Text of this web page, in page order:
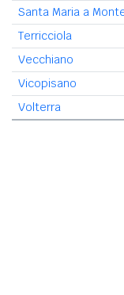
Santa Maria a
Terricciola
Vecchiano
Vicopisano
Volterra